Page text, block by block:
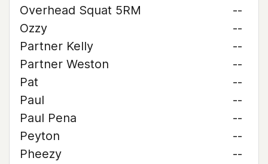
Overhead Squat 5RM
--
Ozzy
--
Partner Kelly
--
Partner Weston
--
Pat
--
Paul
--
Paul Pena
--
Peyton
--
Pheezy
--